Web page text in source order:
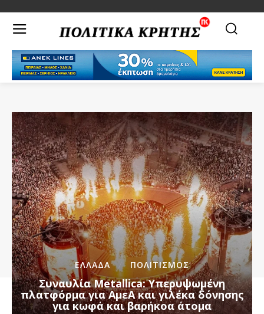
ΕΛΛΑΔΑ ΠΟΛΙΤΙΣΜΟΣ
Συναυλία Metallica: Υπερυψωμένη
πλατφόρμα για ΑμεΑ και γιλέκα δόνησης
για κωφά και βαρήκοα άτομα